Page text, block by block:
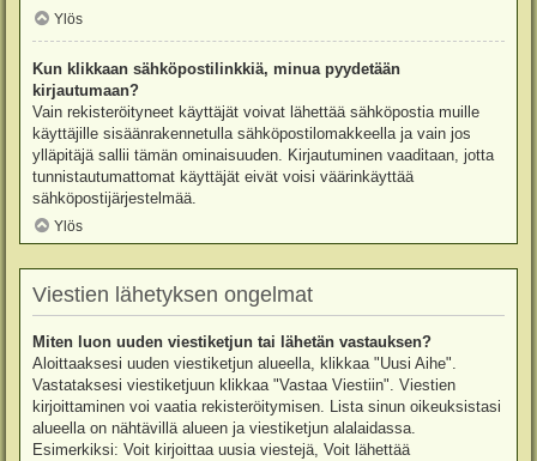
Ylös
Kun klikkaan sähköpostilinkkiä, minua pyydetään
kirjautumaan?
Vain rekisteröityneet käyttäjät voivat lähettää sähköpostia muille
käyttäjille sisäänrakennetulla sähköpostilomakkeella ja vain jos
ylläpitäjä sallii tämän ominaisuuden. Kirjautuminen vaaditaan, jotta
tunnistautumattomat käyttäjät eivät voisi väärinkäyttää
sähköpostijärjestelmää.
Ylös
Viestien lähetyksen ongelmat
Miten luon uuden viestiketjun tai lähetän vastauksen?
Aloittaaksesi uuden viestiketjun alueella, klikkaa "Uusi Aihe".
Vastataksesi viestiketjuun klikkaa "Vastaa Viestiin". Viestien
kirjoittaminen voi vaatia rekisteröitymisen. Lista sinun oikeuksistasi
alueella on nähtävillä alueen ja viestiketjun alalaidassa.
Esimerkiksi: Voit kirjoittaa uusia viestejä, Voit lähettää